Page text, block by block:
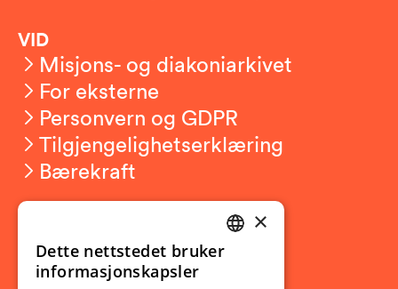
VID
Misjons- og diakoniarkivet
For eksterne
Personvern og GDPR
Tilgjengelighetserklæring
Bærekraft
Ny student
Utveksling
NORWEGIAN
×
Dette nettstedet bruker
informasjonskapsler